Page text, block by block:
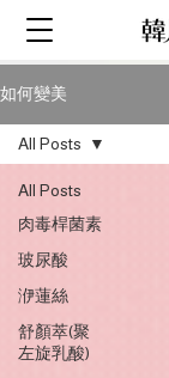
如何變美
All Posts
肉毒桿菌素
玻尿酸
洢蓮絲
舒顏萃(聚
左旋乳酸)
All Posts